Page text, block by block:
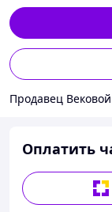
Продавец
Оплатить